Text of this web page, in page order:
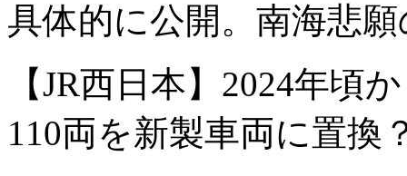
具体的に公開。南海悲
【JR西日本】2024年頃
110両を新製車両に置換